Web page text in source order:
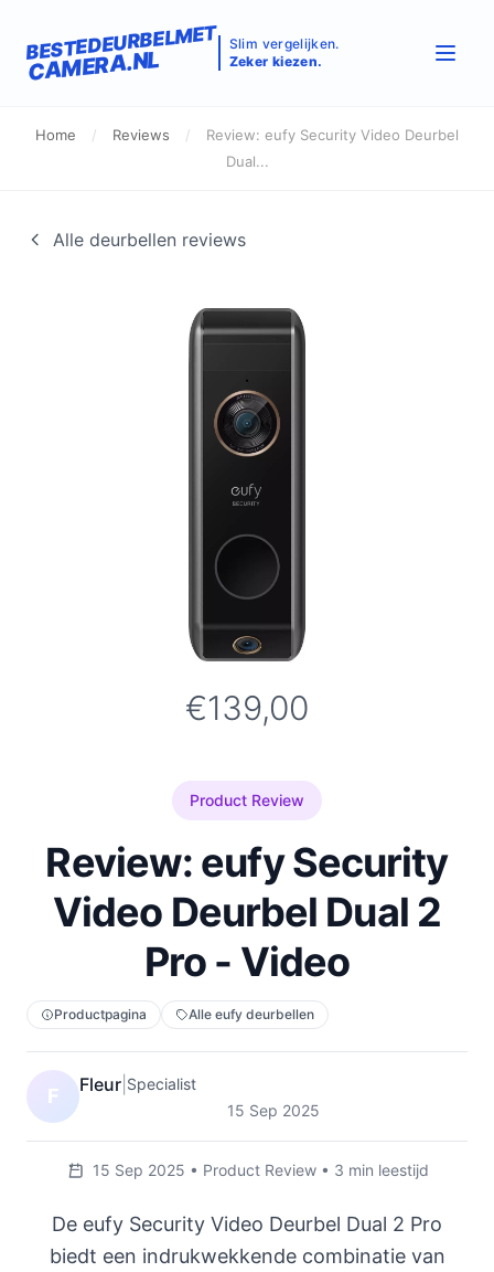
BESTEDEURBELMET
CAMERA.NL
Slim vergelijken.
Zeker kiezen.
Home / Reviews /
Review: eufy Security Video Deurbel
Dual...
Alle deurbellen reviews
€139,00
Product Review
Review: eufy Security
Video Deurbel Dual 2
Pro - Video
Productpagina Alle eufy deurbellen
F Fleur Specialist
15 Sep 2025
15 Sep 2025 • Product Review • 3 min leestijd
De eufy Security Video Deurbel Dual 2 Pro
biedt een indrukwekkende combinatie van